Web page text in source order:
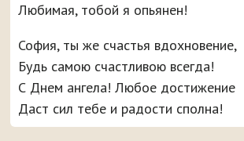
Любимая, тобой я опьянен!
София, ты же счастья вдохновение,
Будь самою счастливою всегда!
С Днем ангела! Любое достижение
Даст сил тебе и радости сполна!